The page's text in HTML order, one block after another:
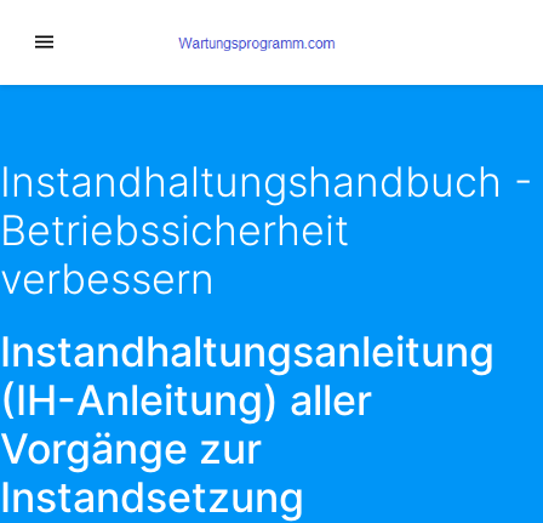
Instandhaltungshandbuch -
Betriebssicherheit
verbessern
Instandhaltungsanleitung
(IH-Anleitung) aller
Vorgänge zur
Instandsetzung